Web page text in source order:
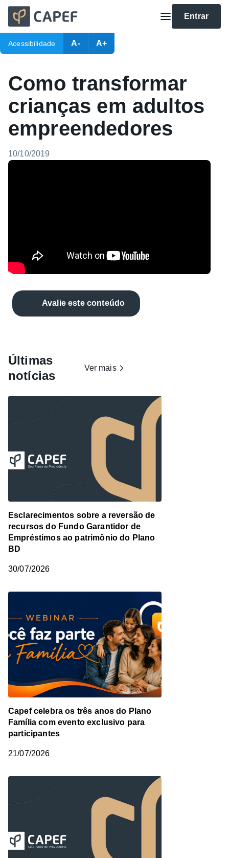
Entrar
Acessibilidade A- A+
Como transformar
crianças em adultos
empreendedores
10/10/2019
Avalie este conteúdo
Últimas
notícias
Ver mais
Esclarecimentos sobre a reversão de
recursos do Fundo Garantidor de
Empréstimos ao patrimônio do Plano
BD
30/07/2026
Capef celebra os três anos do Plano
Família com evento exclusivo para
participantes
21/07/2026